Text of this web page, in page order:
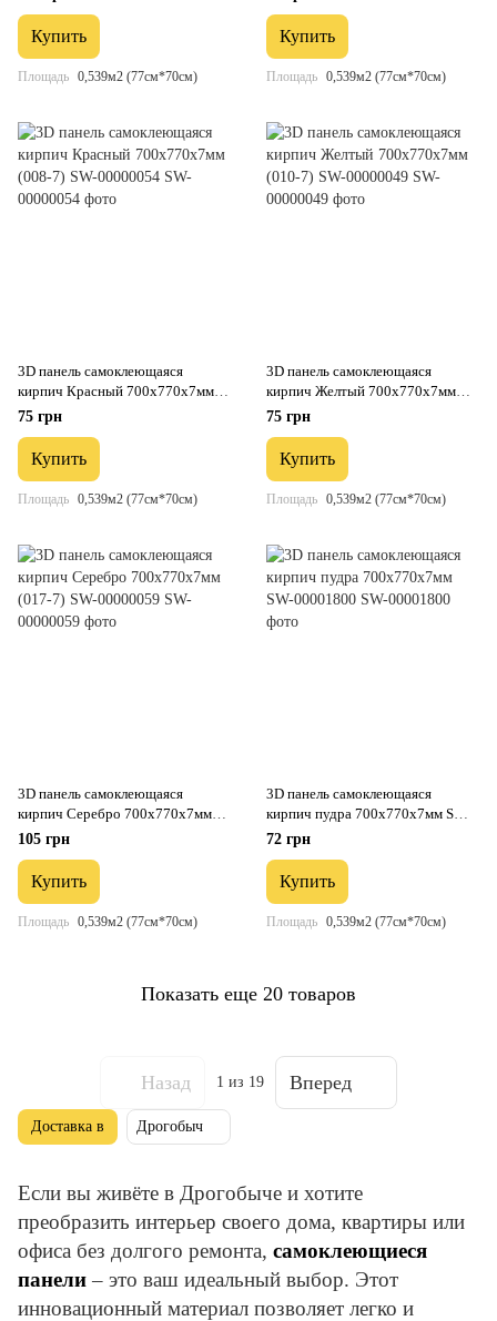
Купить
Площадь 0,539м2 (77см*70см)
Купить
Площадь 0,539м2 (77см*70см)
3D панель самоклеющаяся
кирпич Красный 700x770x7мм
(008-7) SW-00000054
75 грн
Купить
Площадь 0,539м2 (77см*70см)
3D панель самоклеющаяся
кирпич Желтый 700x770x7мм
(010-7) SW-00000049
75 грн
Купить
Площадь 0,539м2 (77см*70см)
3D панель самоклеющаяся
кирпич Серебро 700x770x7мм
(017-7) SW-00000059
105 грн
Купить
Площадь 0,539м2 (77см*70см)
3D панель самоклеющаяся
кирпич пудра 700х770х7мм SW-
00001800
72 грн
Купить
Площадь 0,539м2 (77см*70см)
Показать еще 20 товаров
Назад 1 из 19 Вперед
Если вы живёте в Дрогобыче и хотите
преобразить интерьер своего дома, квартиры или
офиса без долгого ремонта, самоклеющиеся
панели– это ваш идеальный выбор. Этот
инновационный материал позволяет легко и
Доставка в Дрогобыч